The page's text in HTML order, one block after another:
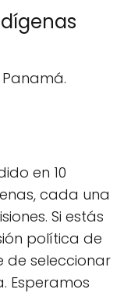
en 10
cada una
Si estás
política de
de seleccionar
Esperamos